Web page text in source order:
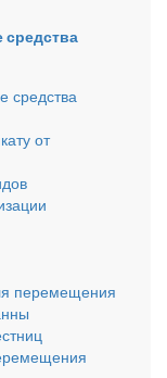
средства
средства
от
перемещения